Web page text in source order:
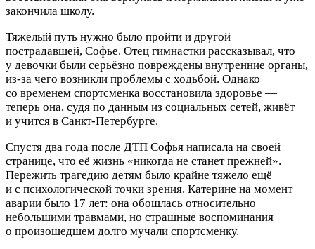
закончила школу.
Тяжелый путь нужно было пройти и другой
пострадавшей, Софье. Отец гимнастки рассказывал, что
у девочки были серьёзно повреждены внутренние органы,
из-за чего возникли проблемы с ходьбой. Однако
со временем спортсменка восстановила здоровье —
теперь она, судя по данным из социальных сетей, живёт
и учится в Санкт-Петербурге.
Спустя два года после ДТП Софья написала на своей
странице, что её жизнь «никогда не станет прежней».
Пережить трагедию детям было крайне тяжело ещё
и с психологической точки зрения. Катерине на момент
аварии было 17 лет: она обошлась относительно
небольшими травмами, но страшные воспоминания
о произошедшем долго мучали спортсменку.